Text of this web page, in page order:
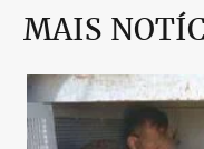
Ford corre
MAIS